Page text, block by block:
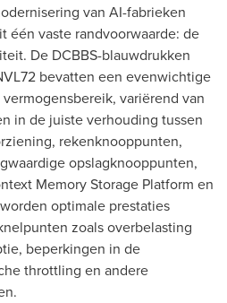
van AI-fabrieken
één vaste randvoorwaarde: de
De DCBBS-blauwdrukken
bevatten een evenwichtige
variërend van
in de juiste verhouding tussen
rekenknooppunten,
opslagknooppunten,
Memory Storage Platform en
optimale prestaties
zoals overbelasting
beperkingen in de
throttling en andere